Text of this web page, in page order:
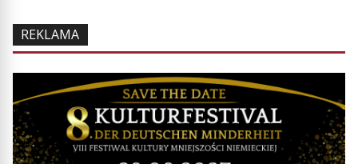
REKLAMA